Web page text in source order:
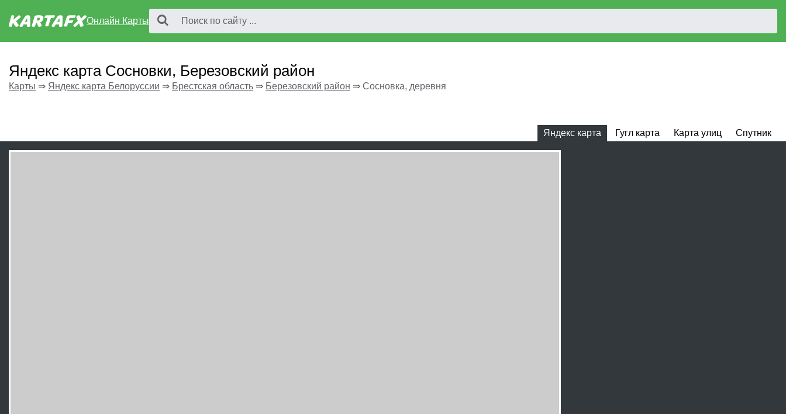
Онлайн Карты
Яндекс карта Сосновки, Березовский район
Карты ⇒ Яндекс карта Белоруссии ⇒ Брестская область ⇒ Березовский район ⇒ Сосновка, деревня
Яндекс карта Гугл карта Карта улиц Спутник